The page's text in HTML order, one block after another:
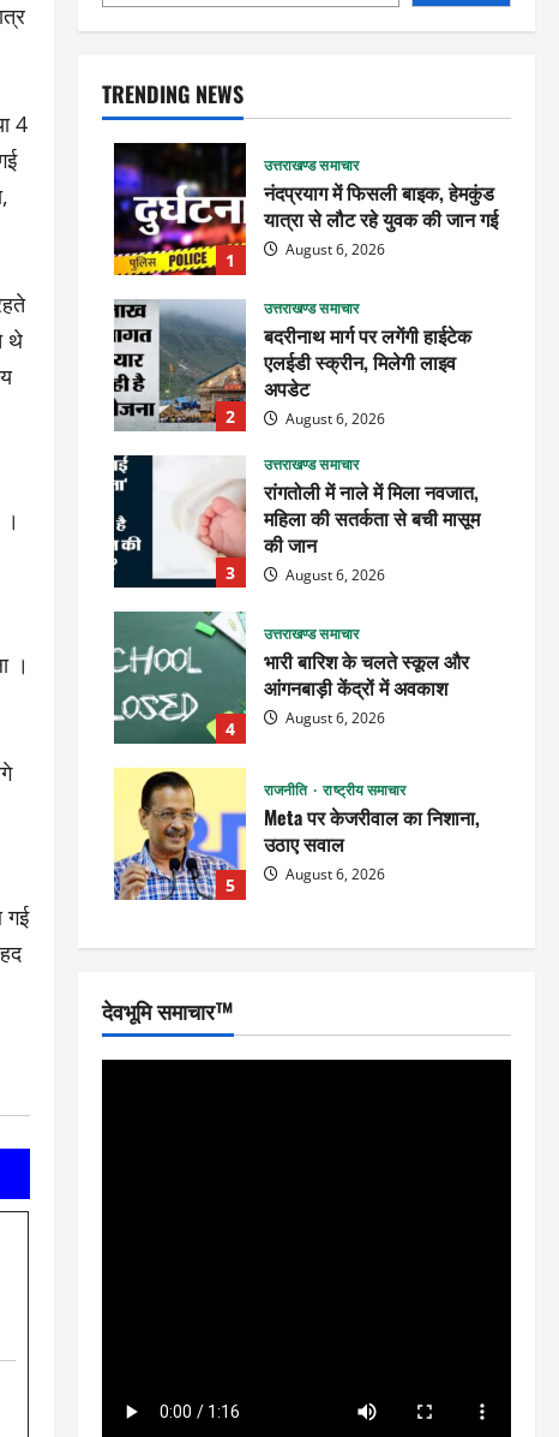
4
थे
।
गई
TRENDING NEWS
1
उत्तराखण्ड समाचार
नंदप्रयाग में फिसली बाइक, हेमकुंड
यात्रा से लौट रहे युवक की जान गई
August 6, 2026
2
उत्तराखण्ड समाचार
बदरीनाथ मार्ग पर लगेंगी हाईटेक
एलईडी स्क्रीन, मिलेगी लाइव
अपडेट
August 6, 2026
3
उत्तराखण्ड समाचार
रांगतोली में नाले में मिला नवजात,
महिला की सतर्कता से बची मासूम
की जान
August 6, 2026
4
उत्तराखण्ड समाचार
भारी बारिश के चलते स्कूल और
आंगनबाड़ी केंद्रों में अवकाश
August 6, 2026
5
राजनीति राष्ट्रीय समाचार
Meta पर केजरीवाल का निशाना,
उठाए सवाल
August 6, 2026
देवभूमि समाचार™